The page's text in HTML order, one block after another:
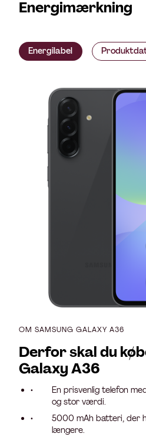
Energimærkning
Energilabel
OM SAMSUNG GALAXY A36
Derfor skal du
Galaxy A36
En prisvenlig telefon
og stor værdi.
5000 mAh batteri, der
længere.